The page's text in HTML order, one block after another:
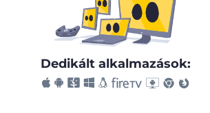
Dedikált alkalmazások: